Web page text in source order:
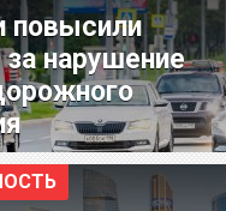
повысили
нарушение